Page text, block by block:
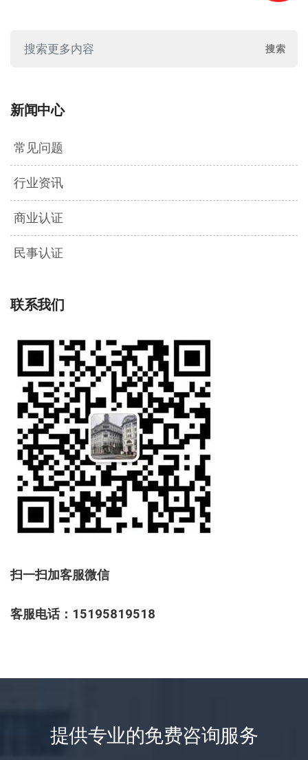
新闻中心
常见问题
行业资讯
商业认证
民事认证
联系我们
扫一扫加客服微信
客服电话：15195819518
提供专业的免费咨询服务